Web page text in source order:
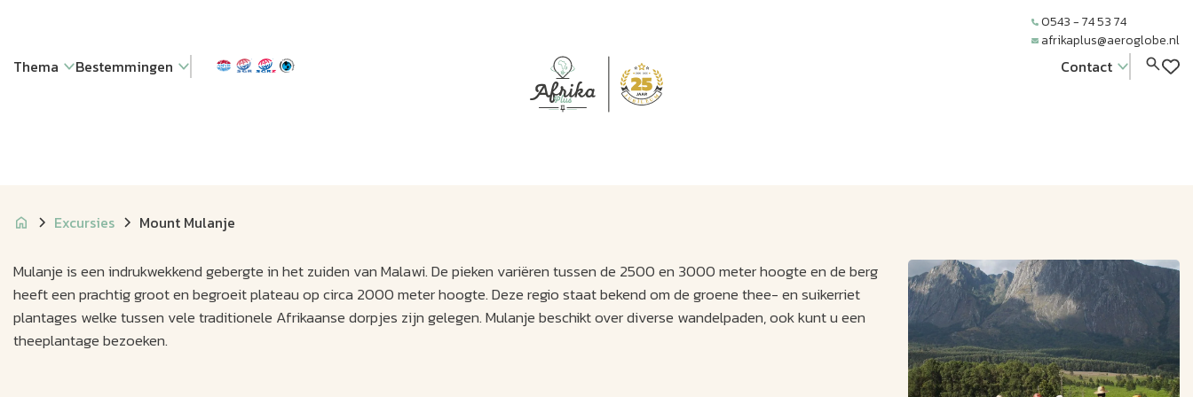
Thema Bestemmingen
JUBIL EUM
0543 - 74 53 74
afrikaplus@aeroglobe.nl
Contact
Excursies Mount Mulanje
Mulanje is een indrukwekkend gebergte in het zuiden van Malawi. De pieken variëren tussen de 2500 en 3000 meter hoogte en de berg
heeft een prachtig groot en begroeit plateau op circa 2000 meter hoogte. Deze regio staat bekend om de groene thee- en suikerriet
plantages welke tussen vele traditionele Afrikaanse dorpjes zijn gelegen. Mulanje beschikt over diverse wandelpaden, ook kunt u een
theeplantage bezoeken.